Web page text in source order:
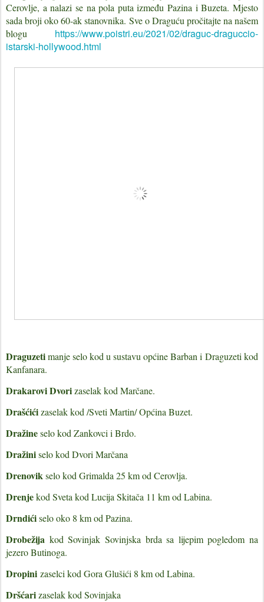
Cerovlje, a nalazi se na pola puta između Pazina i Buzeta. Mjesto
sada broji oko 60-ak stanovnika. Sve o Draguću pročitajte na našem
blogu https://www.poistri.eu/2021/02/draguc-draguccio-
istarski-hollywood.html
Draguzetimanje selo kod u sustavu općine Barban i Draguzeti kod
Kanfanara.
Drakarovi Dvorizaselak kod Marčane.
Drašćićizaselak kod /Sveti Martin/ Općina Buzet.
Dražineselo kod Zankovci i Brdo.
Dražiniselo kod Dvori Marčana
Drenovikselo kod Grimalda 25 km od Cerovlja.
Drenjekod Sveta kod Lucija Skitača 11 km od Labina.
Drndićiselo oko 8 km od Pazina.
Drobežija kod Sovinjak Sovinjska brda sa lijepim pogledom na
jezero Butinoga.
Dropini zaselci kod Gora Glušići 8 km od Labina.
Dršćarizaselak kod Sovinjaka